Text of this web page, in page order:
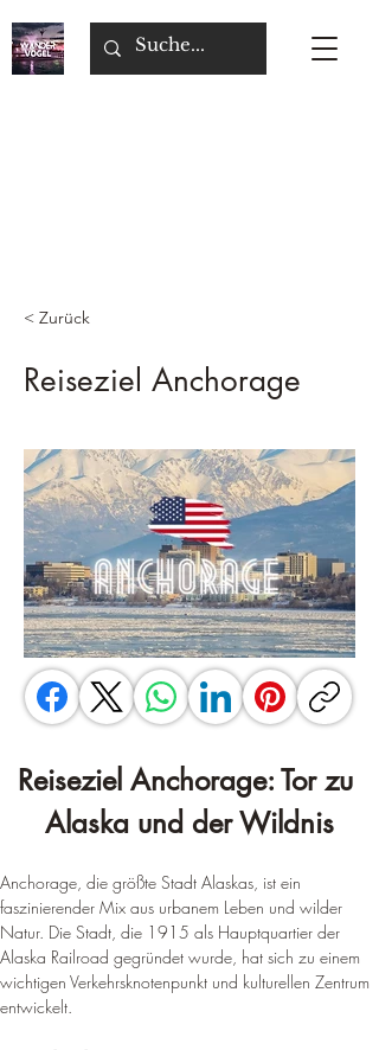
< Zurück
Reiseziel Anchorage
Reiseziel Anchorage: Tor zu
Alaska und der Wildnis
Anchorage, die größte Stadt Alaskas, ist ein
faszinierender Mix aus urbanem Leben und wilder
Natur. Die Stadt, die 1915 als Hauptquartier der
Alaska Railroad gegründet wurde, hat sich zu einem
wichtigen Verkehrsknotenpunkt und kulturellen Zentrum
entwickelt.